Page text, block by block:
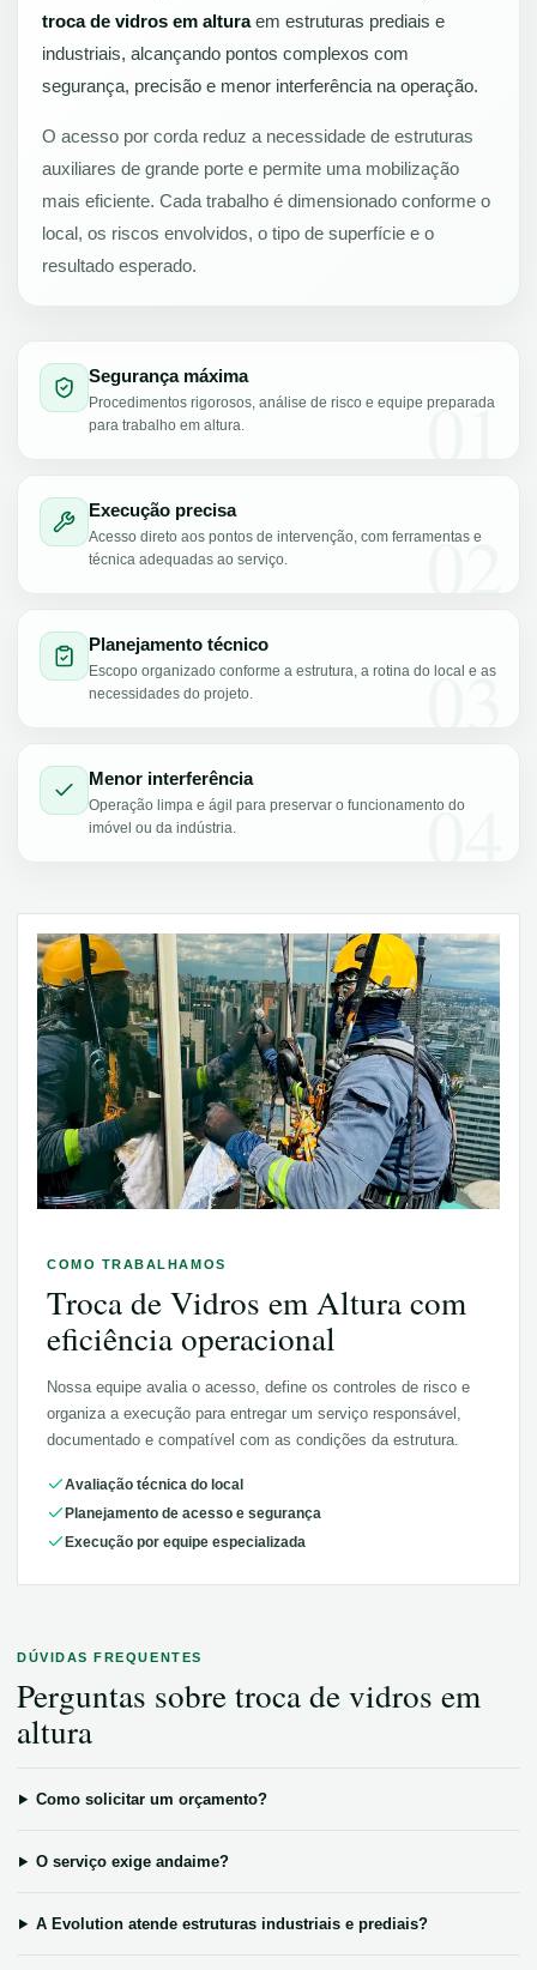
troca de vidros em alturaem estruturas prediais e
industriais, alcançando pontos complexos com
segurança, precisão e menor interferência na operação.
O acesso por corda reduz a necessidade de estruturas
auxiliares de grande porte e permite uma mobilização
mais eficiente. Cada trabalho é dimensionado conforme o
local, os riscos envolvidos, o tipo de superfície e o
resultado esperado.
01
Segurança máxima
Procedimentos rigorosos, análise de risco e equipe preparada
para trabalho em altura.
02
Execução precisa
Acesso direto aos pontos de intervenção, com ferramentas e
técnica adequadas ao serviço.
03
Planejamento técnico
Escopo organizado conforme a estrutura, a rotina do local e as
necessidades do projeto.
04
Menor interferência
Operação limpa e ágil para preservar o funcionamento do
imóvel ou da indústria.
COMO TRABALHAMOS
Troca de Vidros em Alturacom
eficiência operacional
Nossa equipe avalia o acesso, define os controles de risco e
organiza a execução para entregar um serviço responsável,
documentado e compatível com as condições da estrutura.
Avaliação técnica do local
Planejamento de acesso e segurança
Execução por equipe especializada
DÚVIDAS FREQUENTES
Perguntas sobretroca de vidros em
altura
Como solicitar um orçamento?
O serviço exige andaime?
A Evolution atende estruturas industriais e prediais?